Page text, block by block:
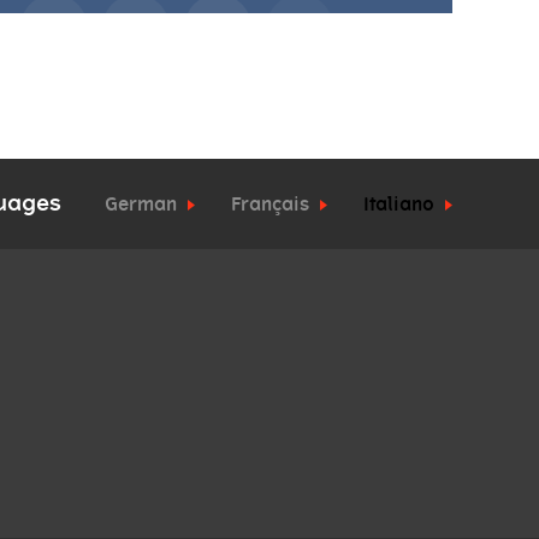
German Français Italiano